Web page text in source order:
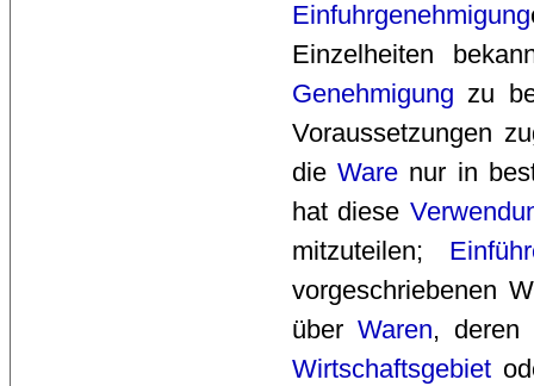
Einfuhrgenehmigung
Einzelheiten
Genehmigung zu
Voraussetzungen
dieWare nur in
hat diese
mitzuteilen;
vorgeschriebenen
über Waren,
Wirtschaftsgebiet